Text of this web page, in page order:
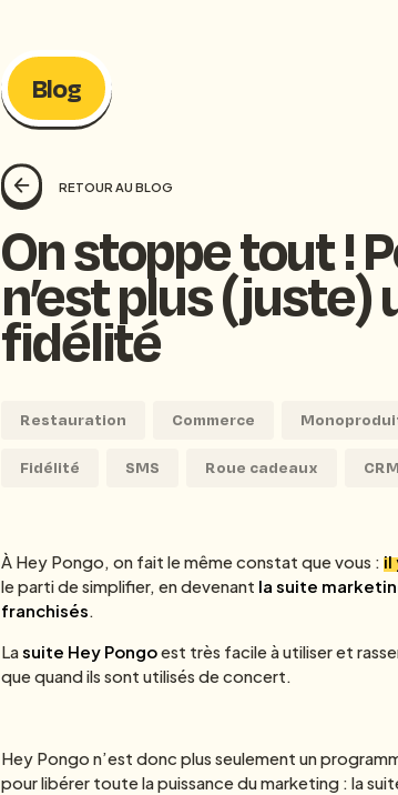
Blog
RETOUR AU BLOG
On stoppe tout !
n’est plus
fidélité
Restauration Commerce
Fidélité SMS Roue cadeaux CRM
À Hey Pongo, on fait le même constat que vous :il
le parti de simplifier, en devenant la suite
franchisés.
Lasuite Hey Pongoest très facile à utiliser et
que quand ils sont utilisés de concert.
Hey Pongo n’est donc plus seulement un
pour libérer toute la puissance du marketing : la